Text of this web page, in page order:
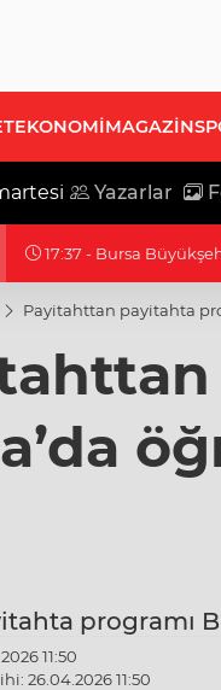
EKONOMİMAGAZİN
Yazarlar
17:37 - Bursa
Payitahttan payitahta
programı
11:50
26.04.2026 11:50